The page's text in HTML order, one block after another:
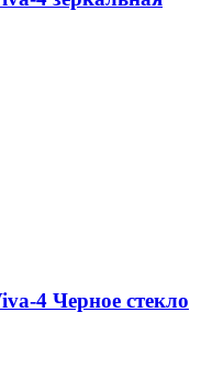
4 Черное стекло